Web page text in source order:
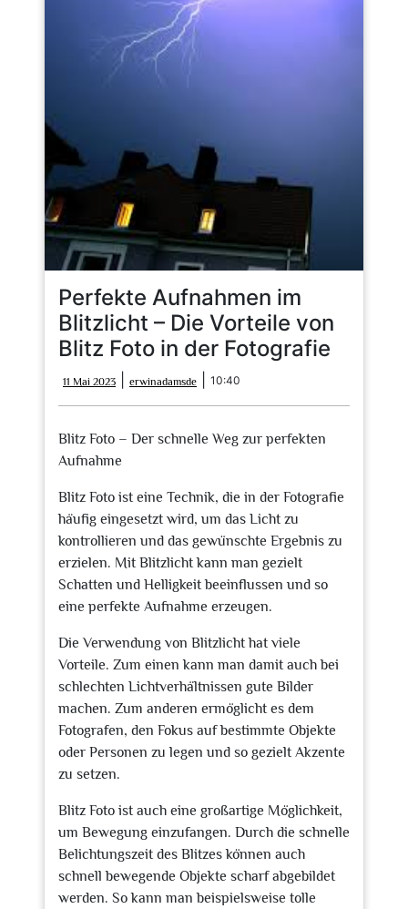
Perfekte Aufnahmen im
Blitzlicht – Die Vorteile von
Blitz Foto in der Fotografie
11 Mai 2023
Mai
2023
erwinadamsde erwinadamsde
10:40
Blitz Foto – Der schnelle Weg zur perfekten
Aufnahme
Blitz Foto ist eine Technik, die in der Fotografie
häufig eingesetzt wird, um das Licht zu
kontrollieren und das gewünschte Ergebnis zu
erzielen. Mit Blitzlicht kann man gezielt
Schatten und Helligkeit beeinflussen und so
eine perfekte Aufnahme erzeugen.
Die Verwendung von Blitzlicht hat viele
Vorteile. Zum einen kann man damit auch bei
schlechten Lichtverhältnissen gute Bilder
machen. Zum anderen ermöglicht es dem
Fotografen, den Fokus auf bestimmte Objekte
oder Personen zu legen und so gezielt Akzente
zu setzen.
Blitz Foto ist auch eine großartige Möglichkeit,
um Bewegung einzufangen. Durch die schnelle
Belichtungszeit des Blitzes können auch
schnell bewegende Objekte scharf abgebildet
werden. So kann man beispielsweise tolle